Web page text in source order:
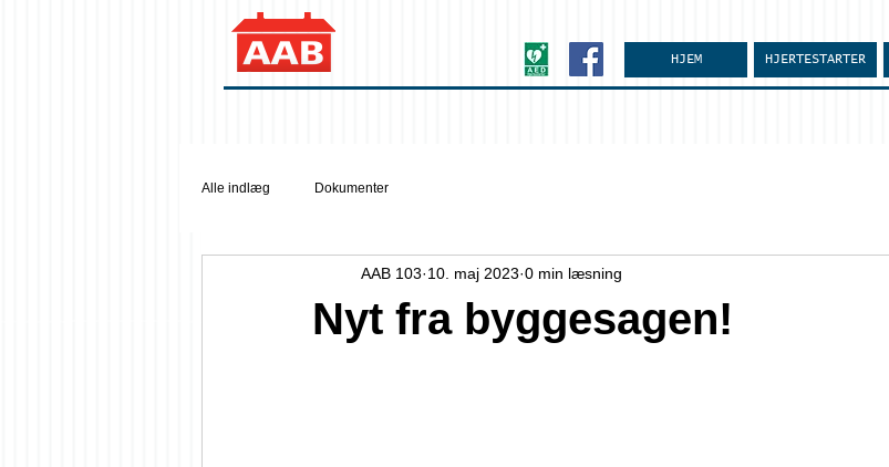
HJEM HJERTESTARTER
Alle indlæg Dokumenter
Nyt fra byggesagen!
AAB 103 10. maj 2023 0 min læsning